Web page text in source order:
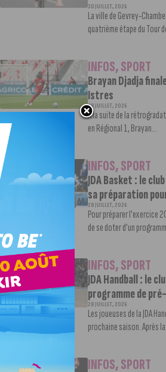
30 JUILLET, 2026
La ville de Gevrey-
quatrième étape du Tour
INFOS,SPORT
Brayan Djadja
Istres
28 JUILLET, 2026
À la suite de la
en Régional 1, Brayan...
INFOS,SPORT
JDA Basket : le
sa préparation
28 JUILLET, 2026
Pour préparer l'exercice
de se doter d'un
INFOS,SPORT
JDA Handball : le
programme de
28 JUILLET, 2026
Les joueuses de la JDA
prochaine saison. Après
INFOS,SPORT